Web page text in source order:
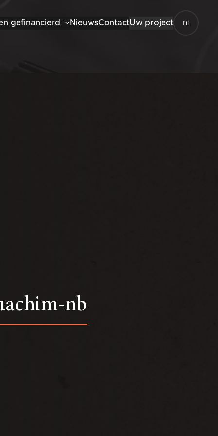
gefinancierd NieuwsContactUw project nl
nb